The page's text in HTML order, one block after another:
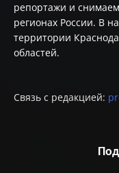
репортажи и
регионах России. В
территории
областей.
Связь с редакцией: